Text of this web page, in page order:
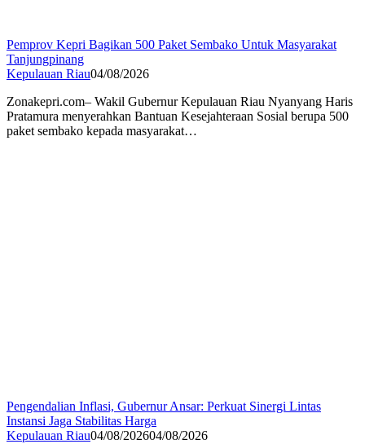
Pemprov Kepri Bagikan 500 Paket Sembako Untuk Masyarakat
Tanjungpinang
Kepulauan Riau04/08/2026
Zonakepri.com– Wakil Gubernur Kepulauan Riau Nyanyang Haris
Pratamura menyerahkan Bantuan Kesejahteraan Sosial berupa 500
paket sembako kepada masyarakat…
Pengendalian Inflasi, Gubernur Ansar: Perkuat Sinergi Lintas
Instansi Jaga Stabilitas Harga
Kepulauan Riau04/08/202604/08/2026